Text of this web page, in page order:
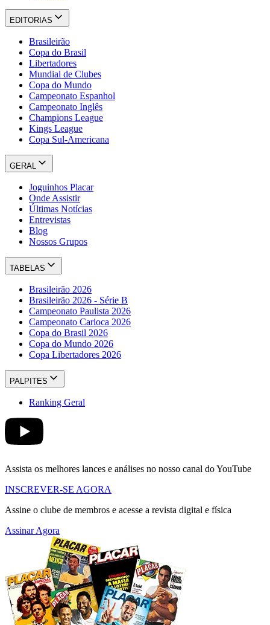
EDITORIAS
Brasileirão
Copa do Brasil
Libertadores
Mundial de Clubes
Copa do Mundo
Campeonato Espanhol
Campeonato Inglês
Champions League
Kings League
Copa Sul-Americana
GERAL
Joguinhos Placar
Onde Assistir
Últimas Notícias
Entrevistas
Blog
Nossos Grupos
TABELAS
Brasileirão 2026
Brasileirão 2026 - Série B
Campeonato Paulista 2026
Campeonato Carioca 2026
Copa do Brasil 2026
Copa do Mundo 2026
Copa Libertadores 2026
PALPITES
Ranking Geral
Assista os melhores lances e análises no nosso canal do YouTube
INSCREVER-SE AGORA
Assine o clube de membros e acesse a revista digital e física
Assinar Agora